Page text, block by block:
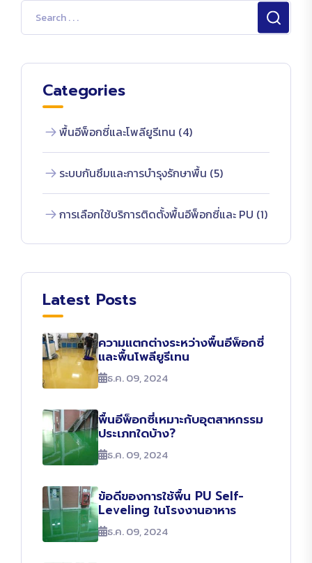
Categories
พื้นอีพ็อกซี่และโพลียูรีเทน (4)
ระบบกันซึมและการบำรุงรักษาพื้น (5)
การเลือกใช้บริการติดตั้งพื้นอีพ็อกซี่และ PU (1)
Latest Posts
ความแตกต่างระหว่างพื้นอีพ็อกซี่
และพื้นโพลียูรีเทน
ธ.ค. 09, 2024
พื้นอีพ็อกซี่เหมาะกับอุตสาหกรรม
ประเภทใดบ้าง?
ธ.ค. 09, 2024
ข้อดีของการใช้พื้น PU Self-
Leveling ในโรงงานอาหาร
ธ.ค. 09, 2024